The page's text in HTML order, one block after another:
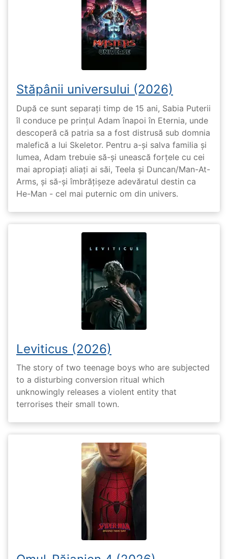
Stăpânii universului (2026)
După ce sunt separați timp de 15 ani, Sabia Puterii
îl conduce pe prințul Adam înapoi în Eternia, unde
descoperă că patria sa a fost distrusă sub domnia
malefică a lui Skeletor. Pentru a-și salva familia și
lumea, Adam trebuie să-și unească forțele cu cei
mai apropiați aliați ai săi, Teela și Duncan/Man-At-
Arms, și să-și îmbrățișeze adevăratul destin ca
He-Man - cel mai puternic om din univers.
Leviticus (2026)
The story of two teenage boys who are subjected
to a disturbing conversion ritual which
unknowingly releases a violent entity that
terrorises their small town.